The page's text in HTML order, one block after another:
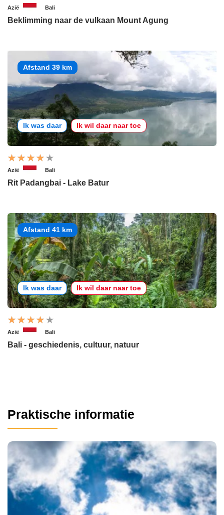
Azië Bali
Beklimming naar de vulkaan Mount Agung
Afstand 39 km
Ik was daar Ik wil daar naar toe
Azië Bali
Rit Padangbai - Lake Batur
Afstand 41 km
Ik was daar Ik wil daar naar toe
Azië Bali
Bali - geschiedenis, cultuur, natuur
Praktische informatie